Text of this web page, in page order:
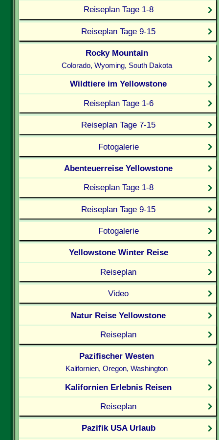
Reiseplan Tage 1-8
Reiseplan Tage 9-15
Rocky Mountain
Colorado, Wyoming, South Dakota
Wildtiere im Yellowstone
Reiseplan Tage 1-6
Reiseplan Tage 7-15
Fotogalerie
Abenteuerreise Yellowstone
Reiseplan Tage 1-8
Reiseplan Tage 9-15
Fotogalerie
Yellowstone Winter Reise
Reiseplan
Video
Natur Reise Yellowstone
Reiseplan
Pazifischer Westen
Kalifornien, Oregon, Washington
Kalifornien Erlebnis Reisen
Reiseplan
Pazifik USA Urlaub